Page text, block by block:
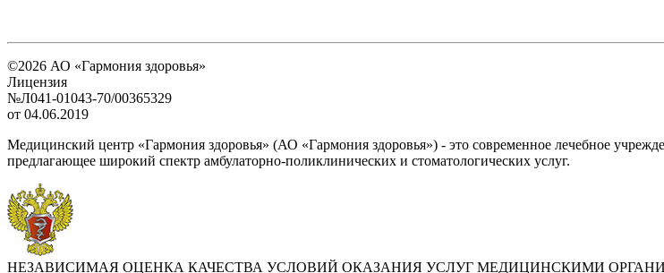
©2026 АО «Гармония здоровья»
Лицензия
№Л041-01043-70/00365329
от 04.06.2019
Медицинский центр «Гармония здоровья» (АО «Гармония здоровья») - это современное лечебное
предлагающее широкий спектр амбулаторно-поликлинических и стоматологических услуг.
НЕЗАВИСИМАЯ ОЦЕНКА КАЧЕСТВА УСЛОВИЙ ОКАЗАНИЯ УСЛУГ МЕДИЦИНСКИМИ